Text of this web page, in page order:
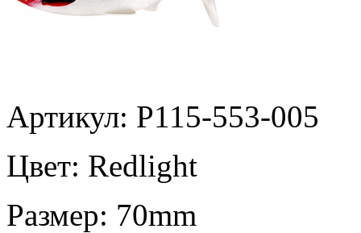
Артикул: P115-553-005
Цвет: Redlight
Размер: 70mm